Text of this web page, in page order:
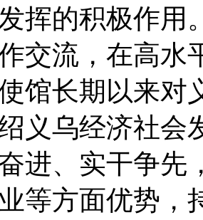
挥的积极作用
交流，在高水
馆长期以来对
义乌经济社会
奋进、实干争
等方面优势，